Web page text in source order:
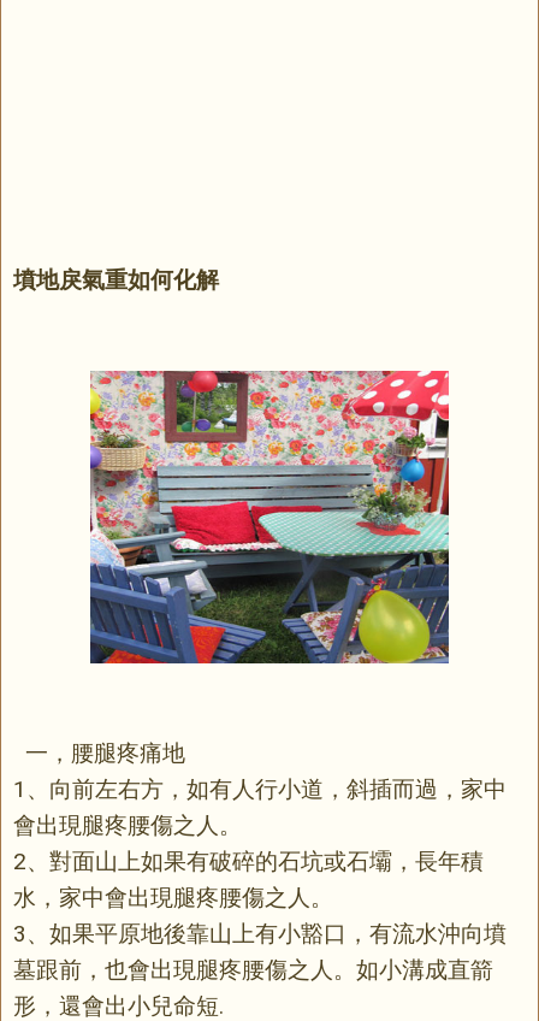
墳地戾氣重如何化解
一，腰腿疼痛地
1、向前左右方，如有人行小道，斜插而過，家中
會出現腿疼腰傷之人。
2、對面山上如果有破碎的石坑或石壩，長年積
水，家中會出現腿疼腰傷之人。
3、如果平原地後靠山上有小豁口，有流水沖向墳
墓跟前，也會出現腿疼腰傷之人。如小溝成直箭
形，還會出小兒命短.